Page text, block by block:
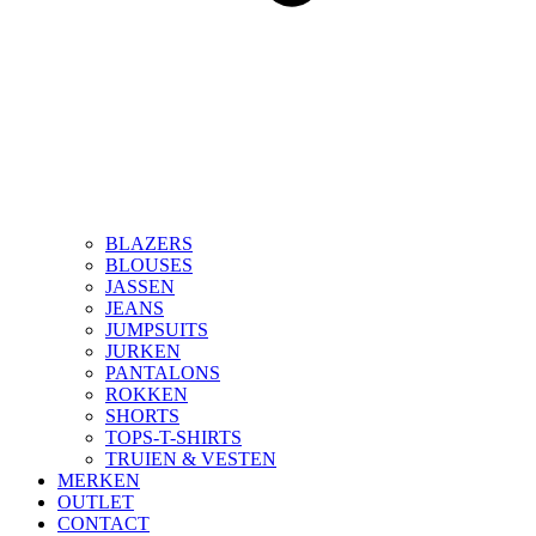
BLAZERS
BLOUSES
JASSEN
JEANS
JUMPSUITS
JURKEN
PANTALONS
ROKKEN
SHORTS
TOPS-T-SHIRTS
TRUIEN & VESTEN
MERKEN
OUTLET
CONTACT